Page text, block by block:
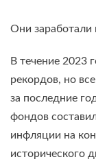
Они заработали
В течение 2023
рекордов, но
за последние
фондов
инфляции на
исторического